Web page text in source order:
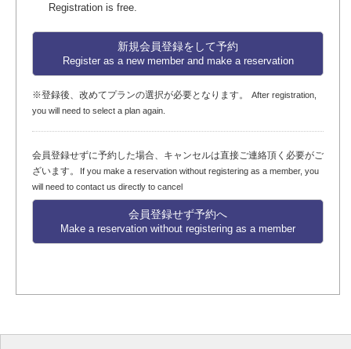
Registration is free.
新規会員登録をして予約
Register as a new member and make a reservation
※登録後、改めてプランの選択が必要となります。
After registration,
you will need to select a plan again.
会員登録せずに予約した場合、キャンセルは直接ご連絡頂く必要がご
ざいます。
If you make a reservation without registering as a member, you
will need to contact us directly to cancel
会員登録せず予約へ
Make a reservation without registering as a member